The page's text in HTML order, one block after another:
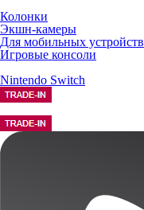
Колонки
Экшн-камеры
Для мобильных устройств
Игровые консоли
Nintendo Switch